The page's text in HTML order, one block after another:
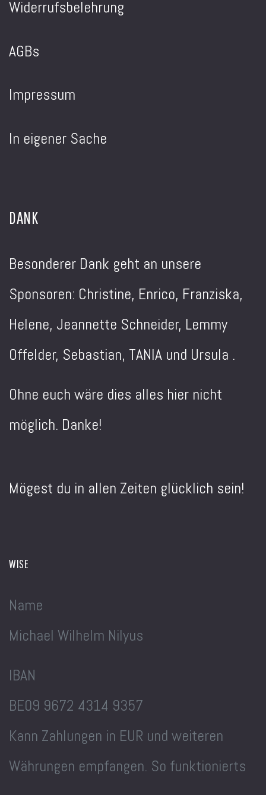
Widerrufsbelehrung
AGBs
Impressum
In eigener Sache
DANK
Besonderer Dank geht an unsere
Sponsoren: Christine, Enrico, Franziska,
Helene, Jeannette Schneider, Lemmy
Offelder, Sebastian, TANIA und Ursula .
Ohne euch wäre dies alles hier nicht
möglich. Danke!
Mögest du in allen Zeiten glücklich sein!
WISE
Name
Michael Wilhelm Nilyus
IBAN
BE09 9672 4314 9357
Kann Zahlungen in EUR und weiteren
Währungen empfangen. So funktionierts